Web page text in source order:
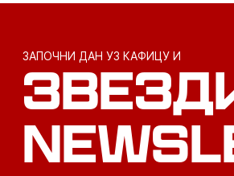
ЗАПОЧНИ ДАН УЗ КАФИЦУ И